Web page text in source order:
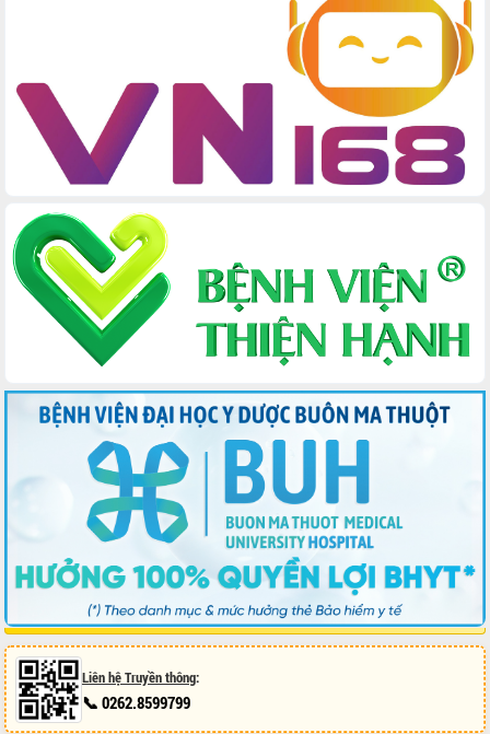
số y tế tại Đắk Lắk
Chuyển đổi số thư viện: Mở rộng
không gian tri thức trong thời đại số
Đánh giá, rút kinh nghiệm công tác tổ
chức diễn tập trước ngày bầu cử
Friendship Meeting New Year 2026”
Bầu cử Quốc hội và HĐND: Cử tri Đắk
Lắk gửi gắm niềm tin, kỳ vọng vào lá
phiếu
Đắk Lắk sẵn sàng các điều kiện cho
Ngày hội bầu cử đại biểu Quốc hội
khóa XVI và HĐND các cấp nhiệm kỳ
2026-2031
Đảm bảo cuộc bầu cử đại biểu Quốc
hội và đại biểu HĐND các cấp diễn ra
an toàn, hiệu quả, đúng quy định
Thủ tướng Chính phủ Phạm Minh Chính
kiểm tra, chỉ đạo hoàn thành các dự
án cao tốc và thăm khu tái định cư tại
Đắk Lắk
Sôi nổi Hội đua ngựa truyền thống Gò
Thì Thùng mừng Xuân Bính Ngọ 2026
Lãnh đạo tỉnh dâng hương tưởng niệm
tại Đập Đồng Cam đầu Xuân Bính Ngọ
Ngành nông nghiệp phấn đấu tăng
trưởng đạt 5,86% trong năm 2026
UBND tỉnh Đắk Lắk triển khai công tác
Liên hệ Truyền thông:
📞 0262.8599799